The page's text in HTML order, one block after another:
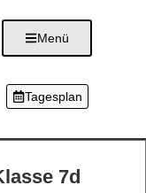
Menü
Tagesplan
7d